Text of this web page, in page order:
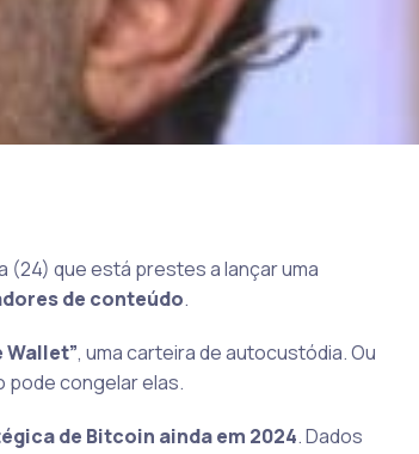
(24) que está prestes a lançar uma
de conteúdo.
Wallet”, uma carteira de autocustódia. Ou
pode congelar elas.
de Bitcoin ainda em 2024. Dados